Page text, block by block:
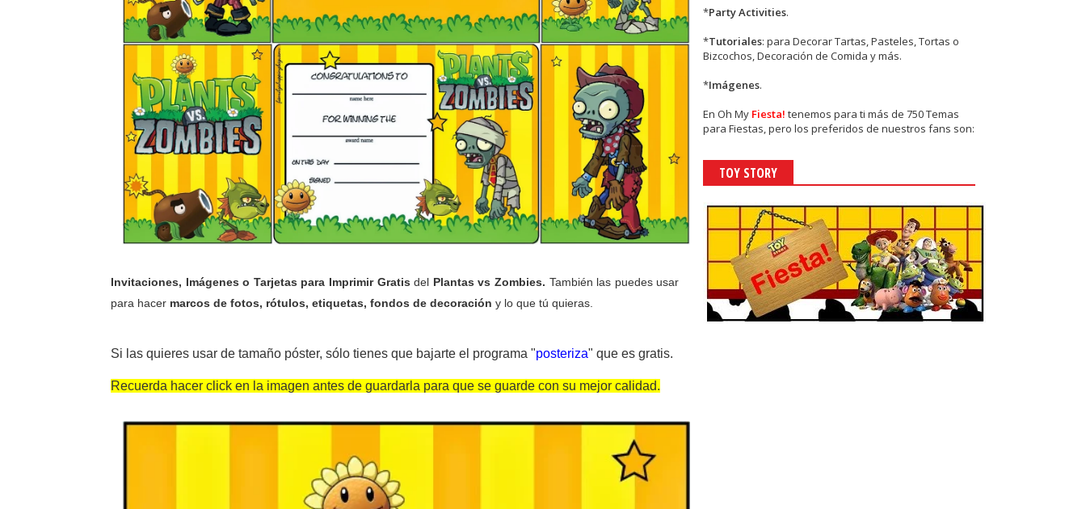
Invitaciones, Imágenes o Tarjetas para Imprimir Gratisdel Plantas vs Zombies. También las puedes usar
para hacer marcos de fotos, rótulos, etiquetas, fondos de decoración y lo que tú quieras.
Si las quieres usar de tamaño póster, sólo tienes que bajarte el programa "posteriza" que es gratis.
Recuerda hacer click en la imagen antes de guardarla para que se guarde con su mejor calidad.
*Party Activities.
*Tutoriales: para Decorar Tartas, Pasteles, Tortas o
Bizcochos, Decoración de Comida y más.
*Imágenes.
EnOh My Fiesta! tenemos para ti más de 750 Temas
para Fiestas, pero los preferidos de nuestros fans son:
TOY STORY